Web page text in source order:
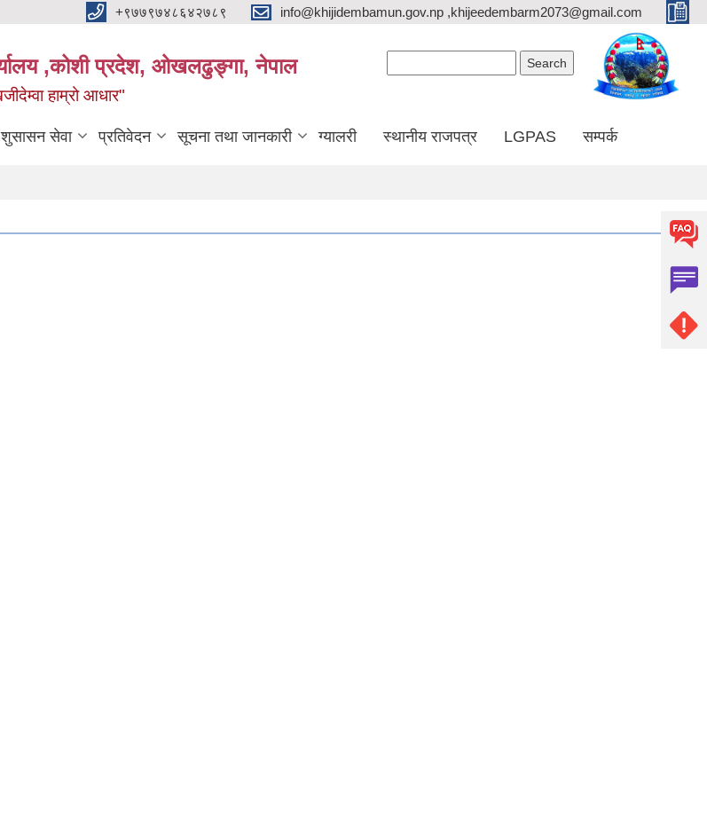
+९७७९७४८६४२७८९ info@khijidembamun.gov.np ,khijeedembarm2073@gmail.com
,कोशी प्रदेश, ओखलढुङ्गा, नेपाल
हाम्रो आधार"
शुसासन सेवा प्रतिवेदन सूचना तथा जानकारी ग्यालरी स्थानीय राजपत्र LGPAS सम्पर्क